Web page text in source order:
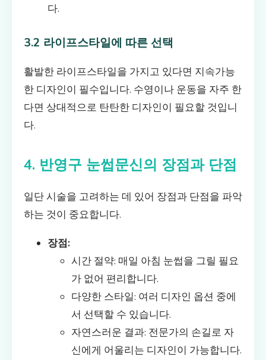
다.
3.2 라이프스타일에 따른 선택
활발한 라이프스타일을 가지고 있다면 지속가능
한 디자인이 필수입니다. 수영이나 운동을 자주 한
다면 상대적으로 탄탄한 디자인이 필요할 것입니
다.
4. 반영구 눈썹문신의 장점과 단점
일단 시술을 고려하는 데 있어 장점과 단점을 파악
하는 것이 중요합니다.
장점:
시간 절약: 매일 아침 눈썹을 그릴 필요
가 없어 편리합니다.
다양한 스타일: 여러 디자인 옵션 중에
서 선택할 수 있습니다.
자연스러운 결과: 전문가의 손길로 자
신에게 어울리는 디자인이 가능합니다.